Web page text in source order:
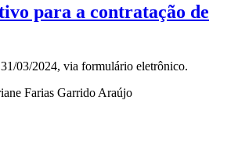
para a contratação de
03/2024, via formulário eletrônico.
Farias Garrido Araújo